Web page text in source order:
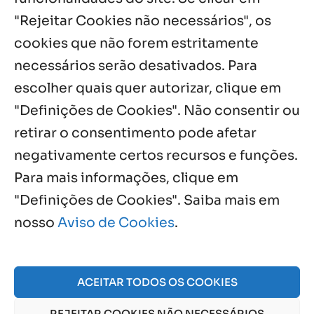
"Rejeitar Cookies não necessários", os
cookies que não forem estritamente
necessários serão desativados. Para
escolher quais quer autorizar, clique em
"Definições de Cookies". Não consentir ou
retirar o consentimento pode afetar
negativamente certos recursos e funções.
Para mais informações, clique em
"Definições de Cookies". Saiba mais em
nosso Aviso de Cookies.
ACEITAR TODOS OS COOKIES
Notícias por Categoria
Próximos Eventos
Agosto, 2026